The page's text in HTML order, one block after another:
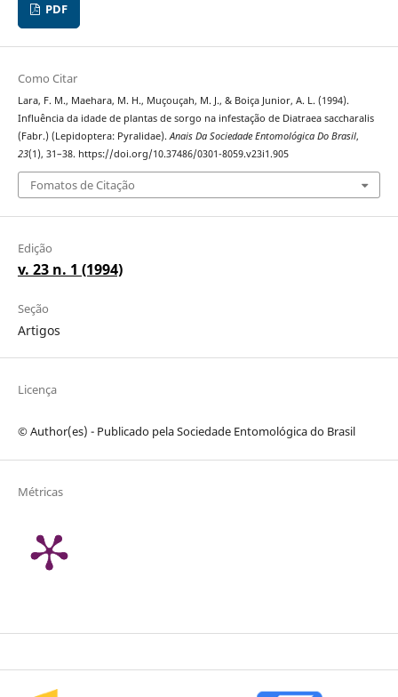
PDF
Como Citar
Lara, F. M., Maehara, M. H., Muçouçah, M. J., & Boiça Junior, A. L. (1994).
Influência da idade de plantas de sorgo na infestação de Diatraea saccharalis
(Fabr.) (Lepidoptera: Pyralidae).Anais Da Sociedade Entomológica Do Brasil,
23(1), 31–38. https://doi.org/10.37486/0301-8059.v23i1.905
Fomatos de Citação
Edição
v. 23 n. 1 (1994)
Seção
Artigos
Licença
© Author(es) - Publicado pela Sociedade Entomológica do Brasil
Métricas